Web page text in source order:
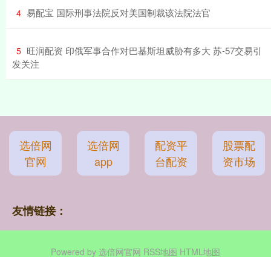
4 ​易配宝 国际刑事法院反对美国制裁该法院法官
5 ​旺润配资 印俄军事合作对巴基斯坦威胁有多大 苏-57交易引
发关注
选倍网
官网
选倍网
app
配资平
台配资
股票配
资市场
友情链接：
Powered by 选倍网官网 RSS地图 HTML地图